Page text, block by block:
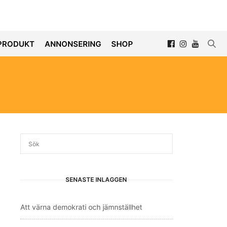
ANNONSERING SHOP
SENASTE INLÄGGEN
Att värna demokrati och jämnställhet